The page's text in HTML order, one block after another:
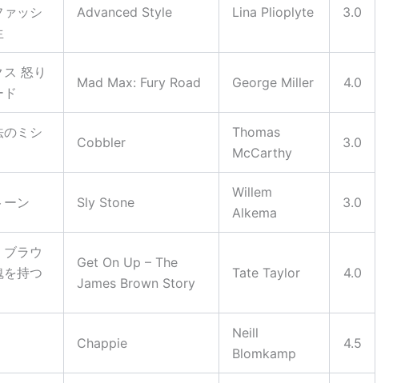
ッシ
Advanced Style Lina Plioplyte 3.0
怒り
Mad Max: Fury Road George Miller 4.0
のミシ
Cobbler
Thomas
McCarthy
3.0
ーン Sly Stone
Willem
Alkema
3.0
ブラウ
を持つ
Get On Up – The
James Brown Story
Tate Taylor 4.0
Chappie
Neill
Blomkamp
4.5